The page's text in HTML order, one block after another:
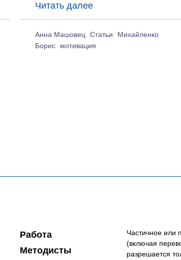
Читать далее
Анна Машовец Статьи
Михайленко
Борис
мотивация
Работа
Методисты
Частичное или
(включая
разрешается